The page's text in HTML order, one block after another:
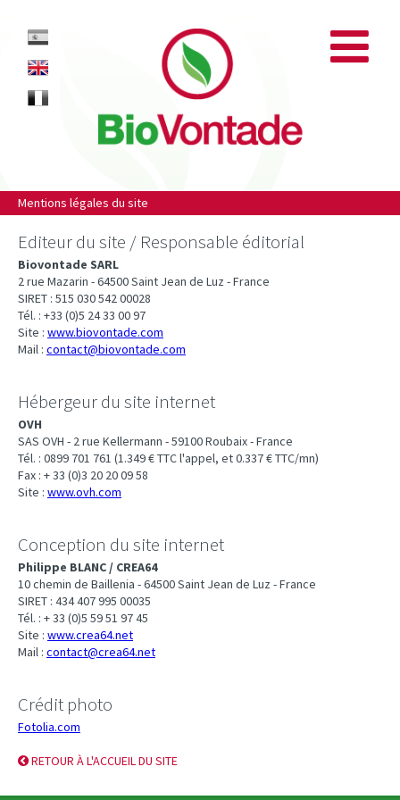
Biovontade
ES
EN
FR
Mentions légales du site
Editeur du site / Responsable éditorial
Biovontade SARL
2 rue Mazarin - 64500 Saint Jean de Luz - France
SIRET : 515 030 542 00028
Tél. : +33 (0)5 24 33 00 97
Site : www.biovontade.com
Mail : contact@biovontade.com
Hébergeur du site internet
OVH
SAS OVH - 2 rue Kellermann - 59100 Roubaix - France
Tél. : 0899 701 761 (1.349 € TTC l'appel, et 0.337 € TTC/mn)
Fax : + 33 (0)3 20 20 09 58
Site : www.ovh.com
Conception du site internet
Philippe BLANC / CREA64
10 chemin de Baillenia - 64500 Saint Jean de Luz - France
SIRET : 434 407 995 00035
Tél. : + 33 (0)5 59 51 97 45
Site : www.crea64.net
Mail : contact@crea64.net
Crédit photo
Fotolia.com
RETOUR À L'ACCUEIL DU SITE